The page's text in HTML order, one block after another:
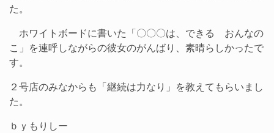
た。
ホワイトボードに書いた「〇〇〇は、できる おんなの
こ」を連呼しながらの彼女のがんばり、素晴らしかったで
す。
２号店のみなからも「継続は力なり」を教えてもらいまし
た。
ｂｙもりしー